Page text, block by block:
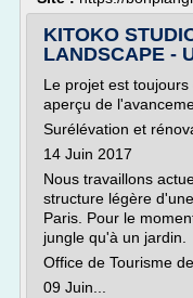
KITOKO
LANDSCAPE -
Le projet est
aperçu de
Surélévation et
14 Juin 2017
Nous travaillons
structure légère
Paris. Pour le
jungle qu'à un jardin.
Office de Tourisme
09 Juin...